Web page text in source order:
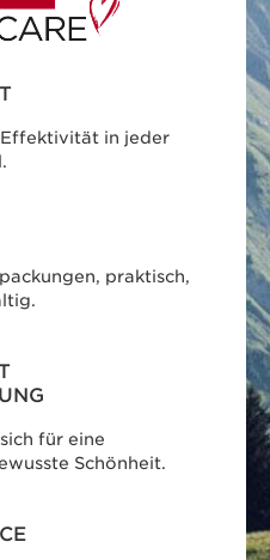
in jeder
praktisch,
für eine
Schönheit.